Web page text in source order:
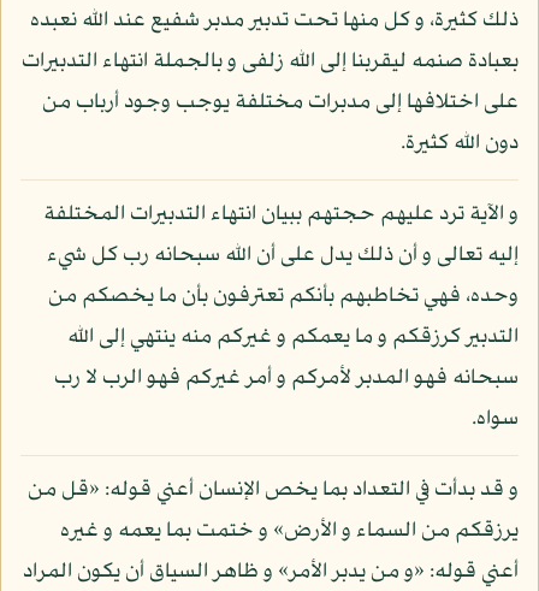
ذلك كثيرة، و كل منها تحت تدبير مدبر شفيع عند الله نعبده
بعبادة صنمه ليقربنا إلى الله زلفى و بالجملة انتهاء التدبيرات
على اختلافها إلى مدبرات مختلفة يوجب وجود أرباب من
دون الله كثيرة.
و الآية ترد عليهم حجتهم ببيان انتهاء التدبيرات المختلفة
إليه تعالى و أن ذلك يدل على أن الله سبحانه رب كل شيء
وحده، فهي تخاطبهم بأنكم تعترفون بأن ما يخصكم من
التدبير كرزقكم و ما يعمكم و غيركم منه ينتهي إلى الله
سبحانه فهو المدبر لأمركم و أمر غيركم فهو الرب لا رب
سواه.
و قد بدأت في التعداد بما يخص الإنسان أعني قوله: «قل من
يرزقكم من السماء و الأرض» و ختمت بما يعمه و غيره
أعني قوله: «و من يدبر الأمر» و ظاهر السياق أن يكون المراد